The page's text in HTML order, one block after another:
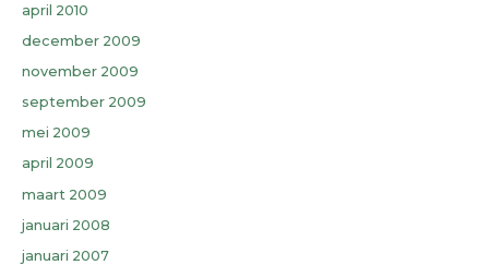
april 2010
december 2009
november 2009
september 2009
mei 2009
april 2009
maart 2009
januari 2008
januari 2007